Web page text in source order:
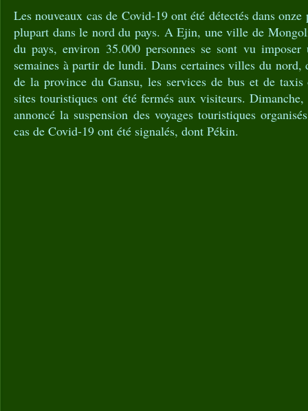
Les nouveaux cas de Covid-19 ont été détectés dans
plupart dans le nord du pays. A Ejin, une ville de
du pays, environ 35.000 personnes se sont vu
semaines à partir de lundi. Dans certaines villes du
de la province du Gansu, les services de bus et de taxis
sites touristiques ont été fermés aux visiteurs.
annoncé la suspension des voyages touristiques
cas de Covid-19 ont été signalés, dont Pékin.